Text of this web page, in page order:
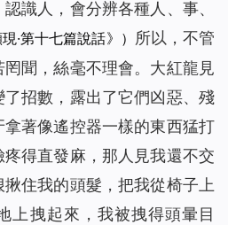
識人，會分辨各種人、事、
·第十七篇說話》） 所以，不管
聞，絲毫不理會。大紅龍見
招數，露出了它們凶惡、殘
著像遙控器一樣的東西猛打
得直發麻，那人見我還不交
住我的頭髮，把我從椅子上
上拽起來，我被拽得頭暈目